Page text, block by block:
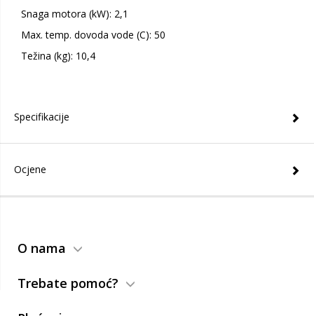
Snaga motora (kW): 2,1
Max. temp. dovoda vode (C): 50
Težina (kg): 10,4
Specifikacije
Ocjene
O nama
Trebate pomoć?